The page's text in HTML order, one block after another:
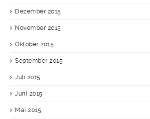
Dezember 2015
November 2015
Oktober 2015
September 2015
Juli 2015
Juni 2015
Mai 2015